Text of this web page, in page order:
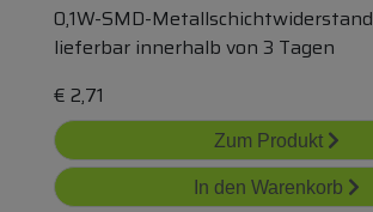
0,1W-SMD-Metallschichtwiderstand
lieferbar innerhalb von 3 Tagen
€ 2,71
Zum Produkt
In den Warenkorb